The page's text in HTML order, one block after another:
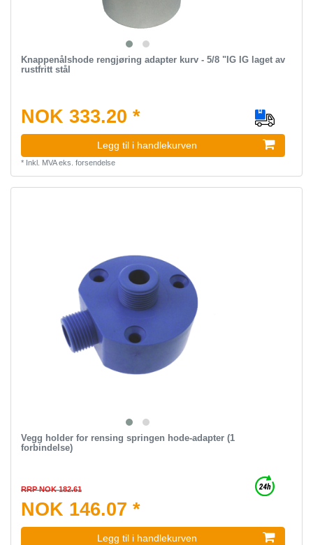
Knappenålshode rengjøring adapter kurv - 5/8 "IG IG laget av
rustfritt stål
NOK 333.20 *
Legg til i handlekurven
* Inkl. MVAeks. forsendelse
Vegg holder for rensing springen hode-adapter (1
forbindelse)
RRP NOK 182.61
NOK 146.07 *
Legg til i handlekurven